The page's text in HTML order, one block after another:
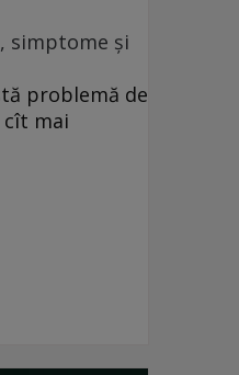
simptome și
problemă de
cît mai